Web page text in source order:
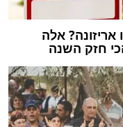
אריזונה? אלה
חזק השנה